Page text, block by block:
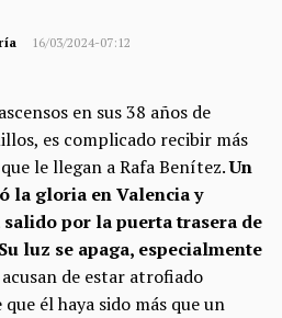
16/03/2024-07:12
en sus 38 años de
es complicado recibir más
le llegan a Rafa Benítez.Un
la gloria en Valencia y
por la puerta trasera de
luz se apaga, especialmente
de estar atrofiado
él haya sido más que un